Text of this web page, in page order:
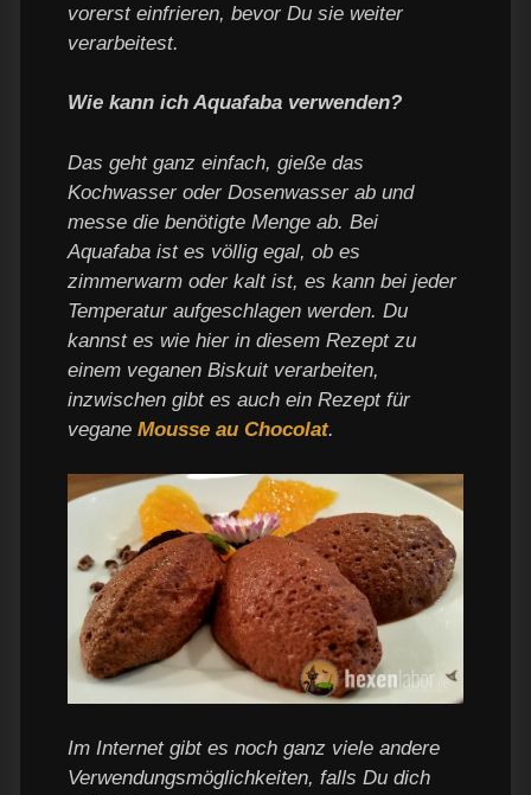
vorerst einfrieren, bevor Du sie weiter
verarbeitest.
Wie kann ich Aquafaba verwenden?
Das geht ganz einfach, gieße das
Kochwasser oder Dosenwasser ab und
messe die benötigte Menge ab. Bei
Aquafaba ist es völlig egal, ob es
zimmerwarm oder kalt ist, es kann bei jeder
Temperatur aufgeschlagen werden. Du
kannst es wie hier in diesem Rezept zu
einem veganen Biskuit verarbeiten,
inzwischen gibt es auch ein Rezept für
vegane Mousse au Chocolat.
Im Internet gibt es noch ganz viele andere
Verwendungsmöglichkeiten, falls Du dich